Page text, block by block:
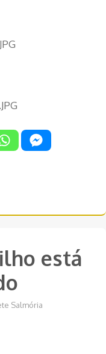
está
Salmória